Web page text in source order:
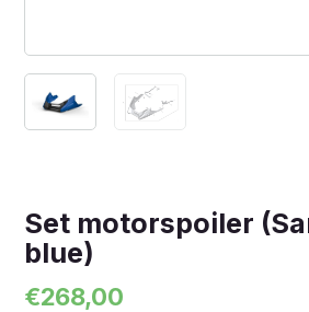
Set motorspoiler
blue)
€268,00